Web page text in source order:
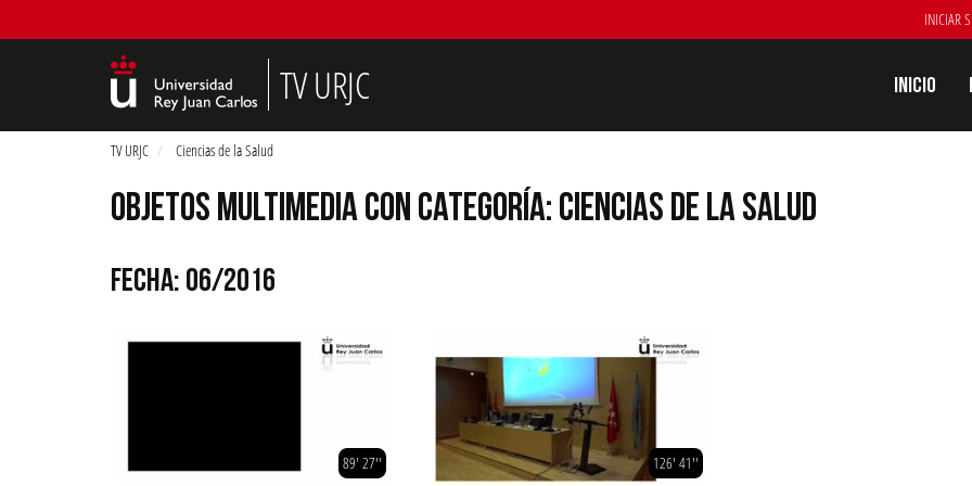
INICIAR
TV URJC Inicio
TV URJC Ciencias de la Salud
OBJETOS MULTIMEDIA CON CATEGORÍA: CIENCIAS DE LA SALUD
FECHA: 06/2016
89' 27'' 126' 41''